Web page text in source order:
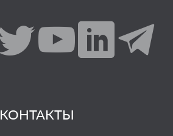
КОНТАКТЫ